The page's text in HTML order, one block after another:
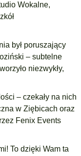
Wokalne,
był poruszający
– subtelne
niezwykły,
– czekały na nich
w Ziębicach oraz
Fenix Events
To dzięki Wam ta